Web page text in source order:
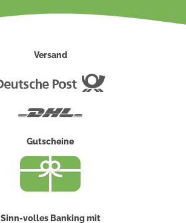
Versand
Gutscheine
Sinn-volles Banking mit